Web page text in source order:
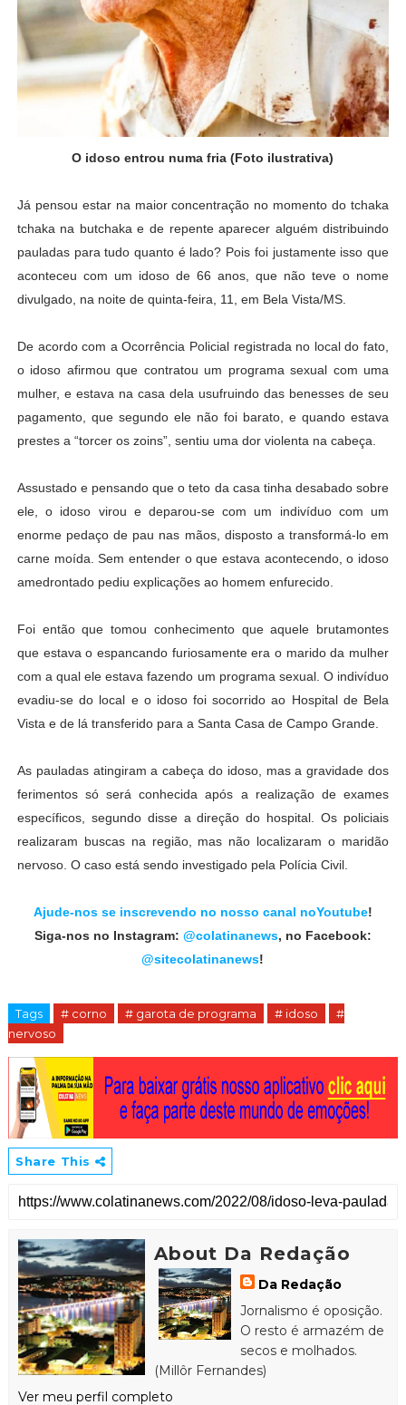
O idoso entrou numa fria (Foto ilustrativa)
Já pensou estar na maior concentração no momento do tchaka
tchaka na butchaka e de repente aparecer alguém distribuindo
pauladas para tudo quanto é lado? Pois foi justamente isso que
aconteceu com um idoso de 66 anos, que não teve o nome
divulgado, na noite de quinta-feira, 11, em Bela Vista/MS.
De acordo com a Ocorrência Policial registrada no local do fato,
o idoso afirmou que contratou um programa sexual com uma
mulher, e estava na casa dela usufruindo das benesses de seu
pagamento, que segundo ele não foi barato, e quando estava
prestes a “torcer os zoins”, sentiu uma dor violenta na cabeça.
Assustado e pensando que o teto da casa tinha desabado sobre
ele, o idoso virou e deparou-se com um indivíduo com um
enorme pedaço de pau nas mãos, disposto a transformá-lo em
carne moída. Sem entender o que estava acontecendo, o idoso
amedrontado pediu explicações ao homem enfurecido.
Foi então que tomou conhecimento que aquele brutamontes
que estava o espancando furiosamente era o marido da mulher
com a qual ele estava fazendo um programa sexual. O indivíduo
evadiu-se do local e o idoso foi socorrido ao Hospital de Bela
Vista e de lá transferido para a Santa Casa de Campo Grande.
As pauladas atingiram a cabeça do idoso, mas a gravidade dos
ferimentos só será conhecida após a realização de exames
específicos, segundo disse a direção do hospital. Os policiais
realizaram buscas na região, mas não localizaram o maridão
nervoso. O caso está sendo investigado pela Polícia Civil.
Ajude-nos se inscrevendo no nosso canal noYoutube!
Siga-nos no Instagram: @colatinanews, no Facebook:
@sitecolatinanews!
Tags # corno # garota de programa # idoso
#
nervoso
Share This
About Da Redação
Da Redação
Jornalismo é oposição.
O resto é armazém de
secos e molhados.
(Millôr Fernandes)
Ver meu perfil completo